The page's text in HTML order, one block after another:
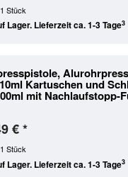
1 Stück
Lager. Lieferzeit ca. 1-3 Tage3
Kartuschen und
mit Nachlaufstopp-
€ *
1 Stück
Lager. Lieferzeit ca. 1-3 Tage3